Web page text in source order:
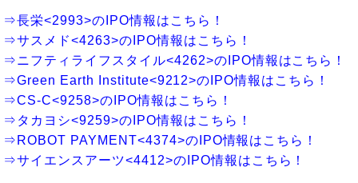
⇒長栄<2993>のIPO情報はこちら！
⇒サスメド<4263>のIPO情報はこちら！
⇒ニフティライフスタイル<4262>のIPO情報はこちら！
⇒Green Earth Institute<9212>のIPO情報はこちら！
⇒CS-C<9258>のIPO情報はこちら！
⇒タカヨシ<9259>のIPO情報はこちら！
⇒ROBOT PAYMENT<4374>のIPO情報はこちら！
⇒サイエンスアーツ<4412>のIPO情報はこちら！